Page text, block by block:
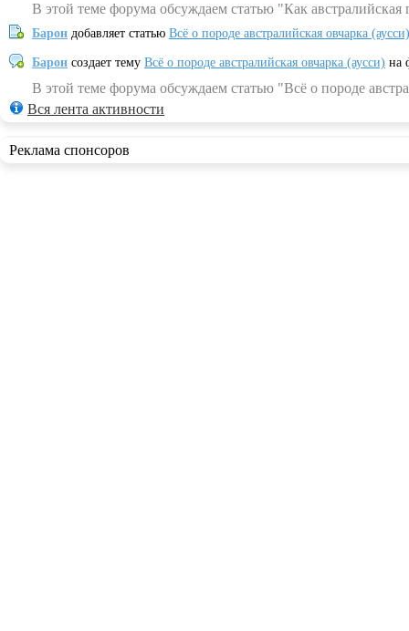
В этой теме форума обсуждаем статью "Как
Барон добавляет статью Всё о породе австралийская овчарка (аусси)
Барон создает тему Всё о породе австралийская овчарка (аусси) на
В этой теме форума обсуждаем статью "Всё о породе
Вся лента активности
Реклама спонсоров